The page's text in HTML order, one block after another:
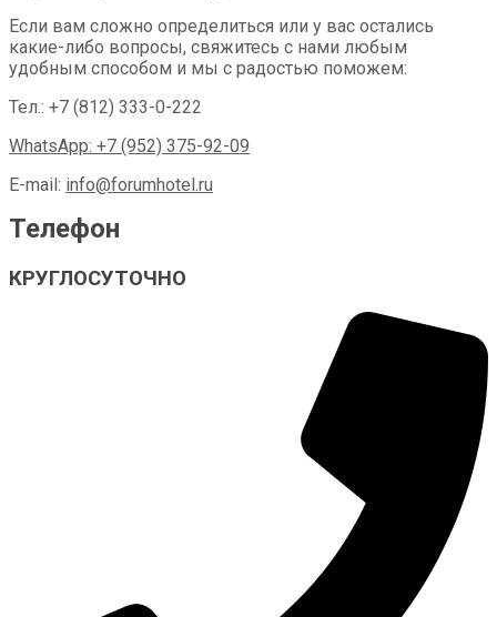
Если вам сложно определиться или у вас остались
какие-либо вопросы, свяжитесь с нами любым
удобным способом и мы с радостью поможем:
Тел.: +7 (812) 333-0-222
WhatsApp: +7 (952) 375-92-09
E-mail: info@forumhotel.ru
Телефон
КРУГЛОСУТОЧНО